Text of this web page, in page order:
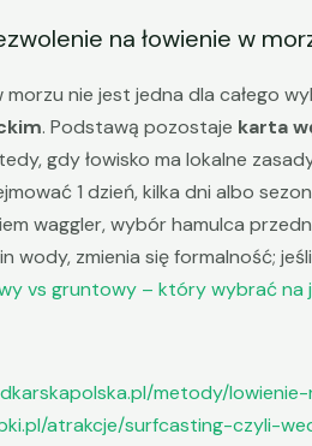
na łowienie w
morzu nie jest jedna dla całego
. Podstawą pozostaje karta
gdy łowisko ma lokalne
1 dzień, kilka dni albo
waggler, wybór hamulca
wody, zmienia się formalność;
vs gruntowy – który wybrać na
metody/
atrakcje/surfcasting-czyli-